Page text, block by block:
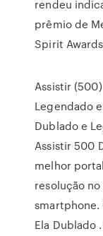
rendeu
prêmio de
Spirit
Assistir
Legendado
Dublado e
Assistir 500
melhor
resolução
smartphone.
Ela Dublado